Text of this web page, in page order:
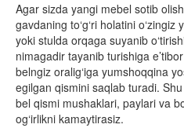
Agar sizda yangi mebel sotib
gavdaning to‘g‘ri holatini
yoki stulda orqaga suyanib
nimagadir tayanib turishiga
belngiz oralig‘iga yumshoqqina
egilgan qismini saqlab turadi.
bel qismi mushaklari, paylari va
og‘irlikni kamaytirasiz.